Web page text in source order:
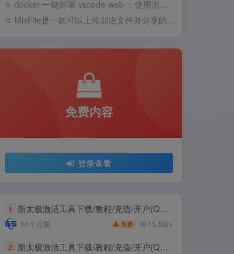
docker 一键部署 vscode-web ：使用浏览器远程开发
MixFile是一款可以上传加密文件并分享的安卓APP
免费内容
登录查看
1 新太极激活工具下载/教程/充值/开户(QQ交流群号749113977)
10个月前 免费 15.5W+
2 新太极激活工具下载/教程/充值/开户(QQ交流群号:523943346)